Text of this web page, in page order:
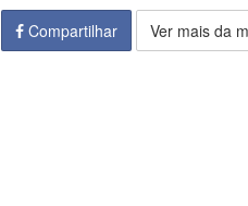
Compartilhar
Ver mais da